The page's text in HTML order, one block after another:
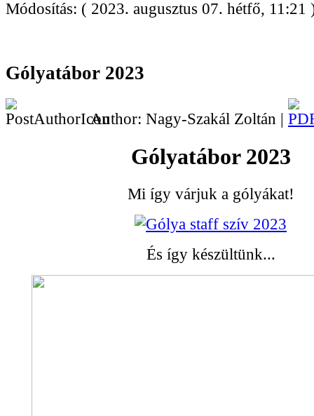
Módosítás: ( 2023. augusztus 07. hétfő, 11:21
Gólyatábor 2023
Author: Nagy-Szakál Zoltán |
Gólyatábor 2023
Mi így várjuk a gólyákat!
És így készültünk...